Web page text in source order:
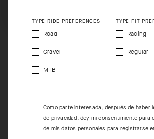
TYPE RIDE PREFERENCES
Road
Gravel
MTB
TYPE FIT
Racing
Regular
Como parte interesada, después de haber
de privacidad, doy mi consentimiento para
de mis datos personales para registrarse